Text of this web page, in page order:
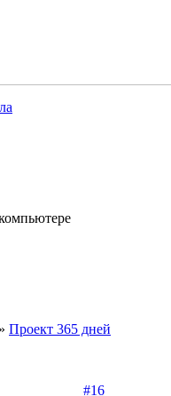
» Проект 365 дней
#16